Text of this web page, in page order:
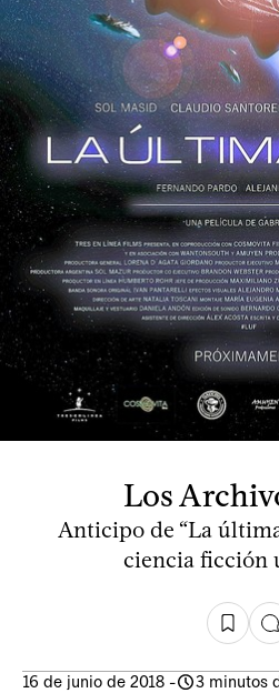
Los
Anticipo de “La
ciencia ficción
16 de junio de 2018 - 3 minutos